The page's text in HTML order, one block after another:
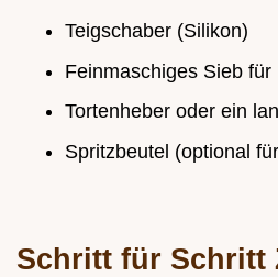
Teigschaber (Silikon)
Feinmaschiges Sieb
Tortenheber oder ein
Spritzbeutel (optional
Schritt für Schritt